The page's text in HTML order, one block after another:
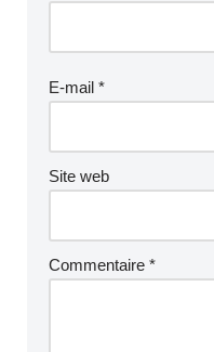
E-mail *
Site web
Commentaire *